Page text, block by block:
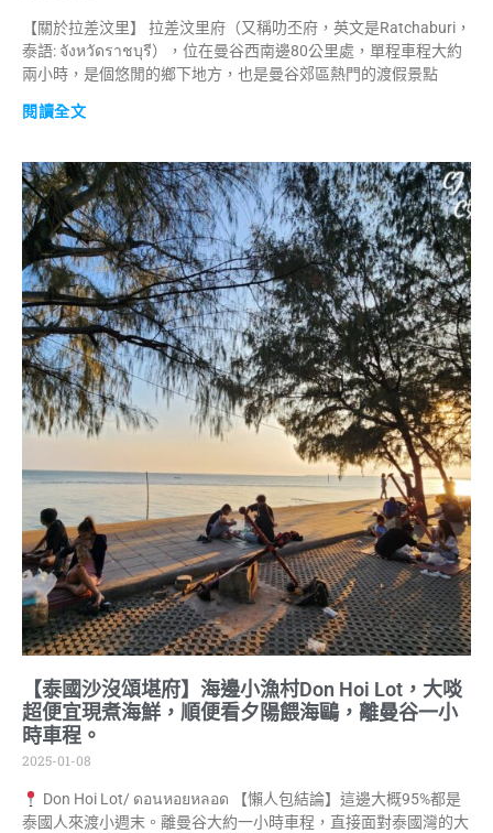
【關於拉差汶里】 拉差汶里府（又稱叻丕府，英文是Ratchaburi，
泰語: จังหวัดราชบุรี），位在曼谷西南邊80公里處，單程車程大約
兩小時，是個悠閒的鄉下地方，也是曼谷郊區熱門的渡假景點
閱讀全文
【泰國沙沒頌堪府】海邊小漁村Don Hoi Lot，大啖
超便宜現煮海鮮，順便看夕陽餵海鷗，離曼谷一小
時車程。
2025-01-08
Don Hoi Lot/ ดอนหอยหลอด 【懶人包結論】這邊大概95%都是
泰國人來渡小週末。離曼谷大約一小時車程，直接面對泰國灣的大